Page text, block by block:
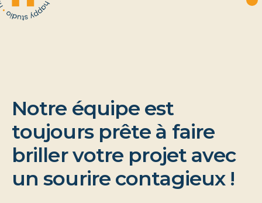
Notre équipe est
toujours prête à faire
brillervotre projet avec
un sourire contagieux !